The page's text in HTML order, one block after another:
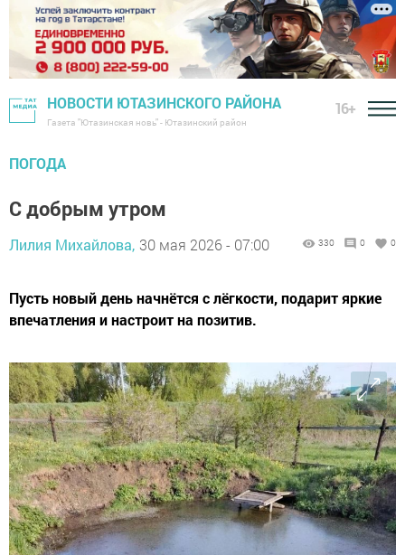
НОВОСТИ ЮТАЗИНСКОГО РАЙОНА
Газета "Ютазинская новь" - Ютазинский район
16+
ПОГОДА
С добрым утром
Лилия Михайлова, 30 мая 2026 - 07:00 330 0 0
Пусть новый день начнётся с лёгкости, подарит яркие
впечатления и настроит на позитив.